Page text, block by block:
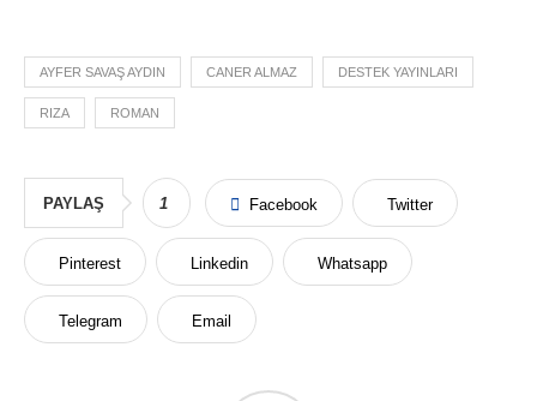
AYFER SAVAŞ AYDIN CANER ALMAZ DESTEK YAYINLARI
RIZA ROMAN
PAYLAŞ 1 Facebook Twitter
Pinterest Linkedin Whatsapp
Telegram Email